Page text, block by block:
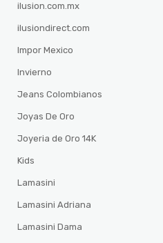
ilusion.com.mx
ilusiondirect.com
Impor Mexico
Invierno
Jeans Colombianos
Joyas De Oro
Joyeria de Oro 14K
Kids
Lamasini
Lamasini Adriana
Lamasini Dama